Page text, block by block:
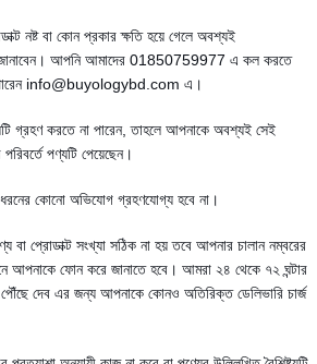
নষ্ট বা কোন প্রকার ক্ষতি হয়ে গেলে অবশ্যই
জানাবেন। আপনি আমাদের 01850759977 এ কল করতে
পারেন info@buyologybd.com এ।
গ্রহণ করতে না পারেন, তাহলে আপনাকে অবশ্যই সেই
পণ্যটি পেয়েছেন।
ধরনের কোনো অভিযোগ গ্রহণযোগ্য হবে না।
বা প্রোডাক্ট সংখ্যা সঠিক না হয় তবে আপনার চালান নম্বরের
আপনাকে ফোন করে জানাতে হবে। আমরা ২৪ থেকে ৭২ ঘন্টার
দেব এর জন্য আপনাকে কোনও অতিরিক্ত ডেলিভারি চার্জ